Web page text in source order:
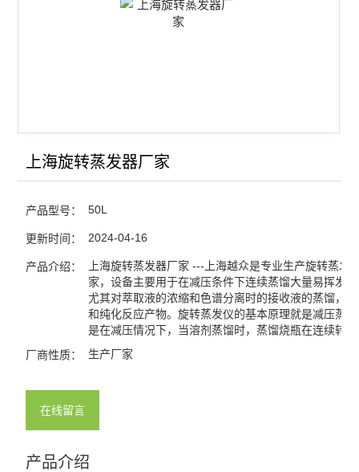
上海旋转蒸发器厂家
产品型号： 50L
更新时间： 2024-04-16
产品介绍：
上海旋转蒸发器厂家 ---上海越众是专业生产旋转蒸发
家，设备主要用于在减压条件下连续蒸馏大量易挥发
尤其对萃取液的浓缩和色谱分离时的接收液的蒸馏，
和纯化反应产物。旋转蒸发仪的基本原理就是减压蒸
是在减压情况下，当溶剂蒸馏时，蒸馏烧瓶在连续转
厂商性质： 生产厂家
在线留言
产品介绍